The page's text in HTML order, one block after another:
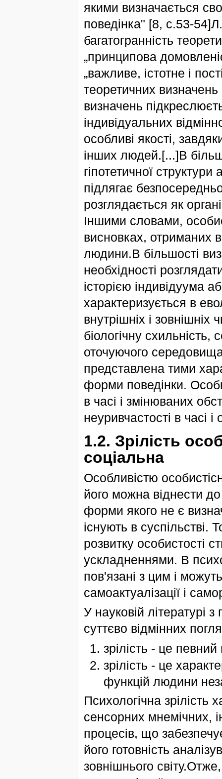
якими визначається
поведінка" [8, с.53-
багатогранність
„принципова
„важливе, істотне і
теоретичних
визначень
індивідуальних
особливі якості,
інших людей.[...]В
гіпотетичної
підлягає
розглядається як
Іншими словами,
висновках, отриманих
людини.В більшості
необхідності
історією індивідуума
характеризується в
внутрішніх і
біологічну схильність,
оточуючого
представлена тими
форми поведінки.
в часі і змінюваних
неуривчастості в часі
1.2. Зрілість
соціальна
Особливістю
його можна віднести
форми якого не є
існують в суспільстві.
розвитку особистості
ускладненнями. В
пов'язані з цим і
самоактуалізації і
У науковій літературі
суттєво відмінних
зрілість - це
зрілість - це
функцій людини
Психологічна зрілість
сенсорних мнемічних,
процесів, що
його готовність
зовнішнього